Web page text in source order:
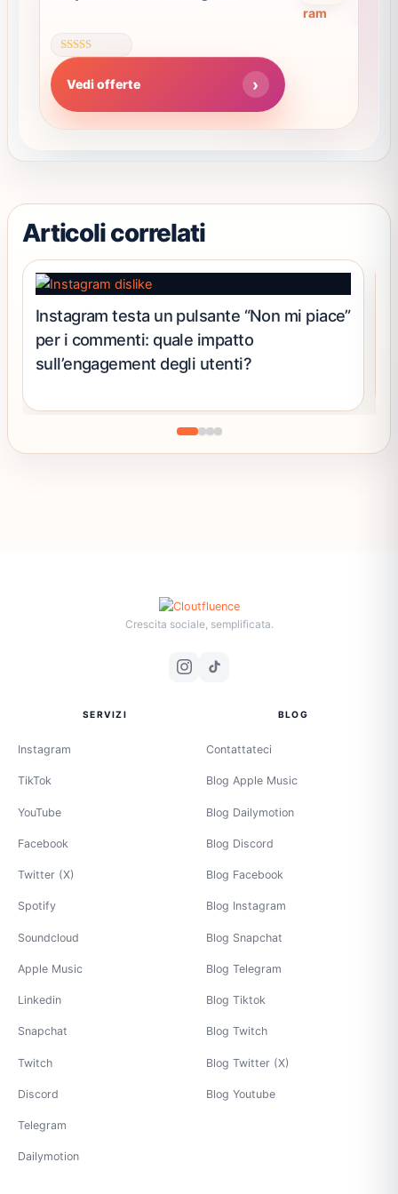
prodotto
Valutato
su 5
Vedi offerte
varianti.
Le
opzioni
possono
del
prodotto
Articoli correlati
Instagram testa un pulsante “Non mi piace”
per i commenti: quale impatto
sull’engagement degli utenti?
Crescita sociale, semplificata.
SERVIZI
Instagram
TikTok
YouTube
Facebook
Twitter (X)
Spotify
Soundcloud
Apple Music
Linkedin
Snapchat
Twitch
Discord
Telegram
Dailymotion
BLOG
Contattateci
Blog Apple Music
Blog Dailymotion
Blog Discord
Blog Facebook
Blog Instagram
Blog Snapchat
Blog Telegram
Blog Tiktok
Blog Twitch
Blog Twitter (X)
Blog Youtube